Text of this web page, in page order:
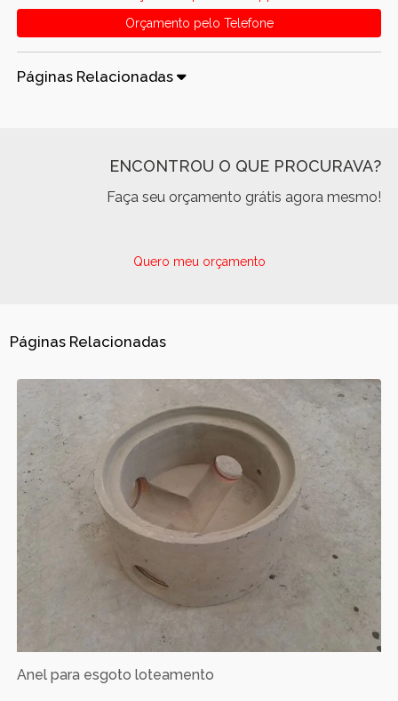
Orçamento pelo Telefone
Páginas Relacionadas
ENCONTROU O QUE PROCURAVA?
Faça seu orçamento grátis agora mesmo!
Quero meu orçamento
Páginas Relacionadas
Anel para esgoto loteamento